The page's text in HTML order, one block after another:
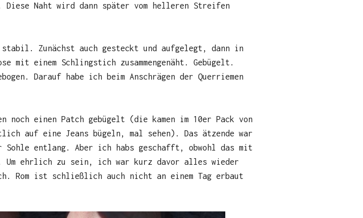
Diese Naht wird dann später vom helleren Streifen
Zunächst auch gesteckt und aufgelegt, dann in
einem Schlingstich zusammengenäht. Gebügelt.
Darauf habe ich beim Anschrägen der Querriemen
einen Patch gebügelt (die kamen im 10er Pack von
auf eine Jeans bügeln, mal sehen). Das ätzende war
entlang. Aber ich habs geschafft, obwohl das mit
Um ehrlich zu sein, ich war kurz davor alles wieder
Rom ist schließlich auch nicht an einem Tag erbaut